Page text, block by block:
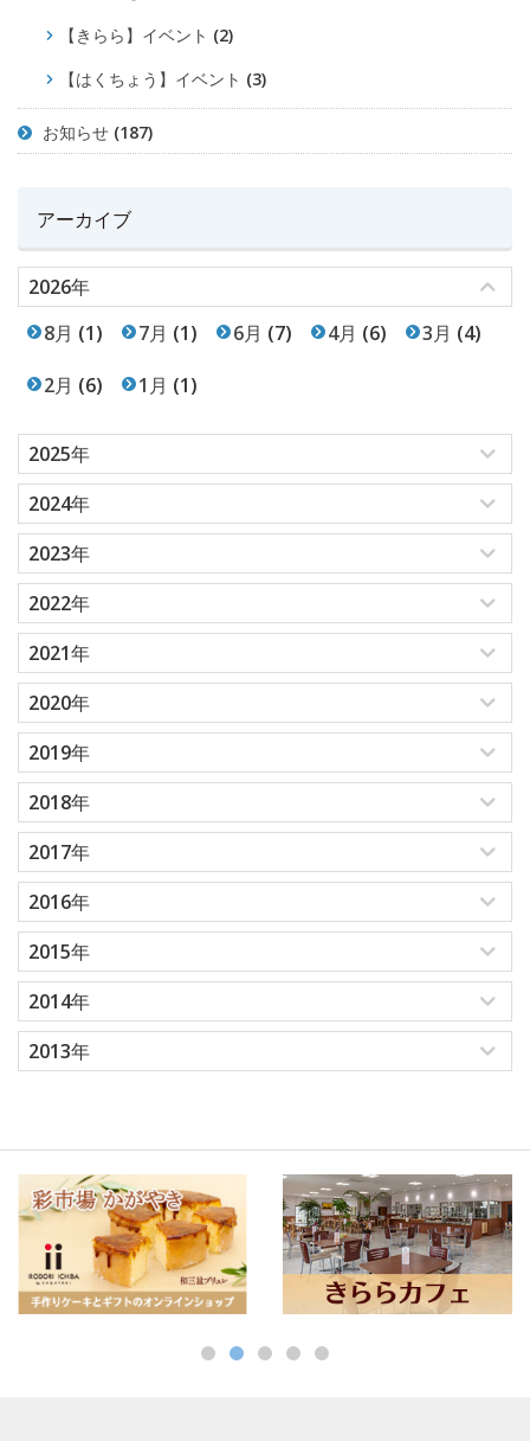
【きらら】イベント (2)
【はくちょう】イベント (3)
お知らせ (187)
アーカイブ
2026年
8月 (1) 7月 (1) 6月 (7) 4月 (6) 3月 (4)
2月 (6) 1月 (1)
2025年
2024年
2023年
2022年
2021年
2020年
2019年
2018年
2017年
2016年
2015年
2014年
2013年